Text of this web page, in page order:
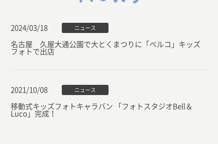
2024/03/18 ニュース
名古屋 久屋大通公園で大とくまつりに「ベルコ」キッズ
フォトで出店
2021/10/08 ニュース
移動式キッズフォトキャラバン 「フォトスタジオBell＆
Luco」完成！